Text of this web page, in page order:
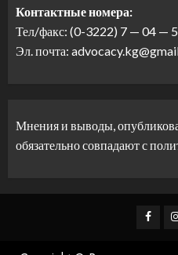
Контактные номера:
Тел/факс: (0-3222) 7 — 04 —
Эл. почта:
Мнения и выводы,
обязательно совпадают с